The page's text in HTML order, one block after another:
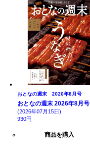
おとなの週末 2026年8月号
おとなの週末 2026年8月号
(2026年07月15日)
930円
商品を購入